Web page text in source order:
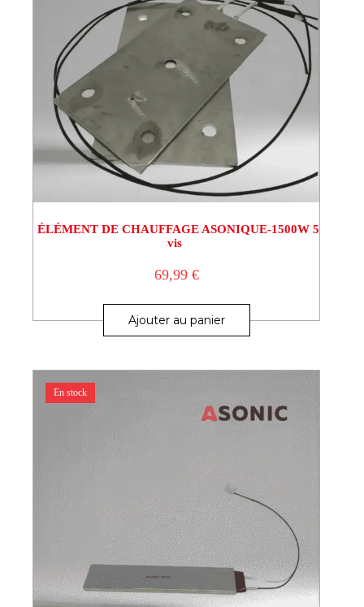
ÉLÉMENT DE CHAUFFAGE ASONIQUE-1500W 5
vis
69,99 €
Ajouter au panier
En stock